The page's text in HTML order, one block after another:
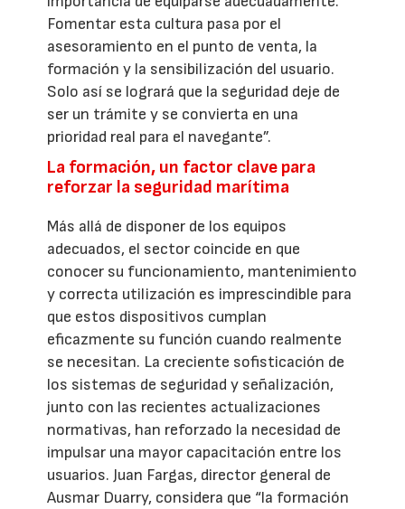
Fomentar esta cultura pasa por el
asesoramiento en el punto de venta, la
formación y la sensibilización del usuario.
Solo así se logrará que la seguridad deje de
ser un trámite y se convierta en una
prioridad real para el navegante”.
La formación, un factor clave para
reforzar la seguridad marítima
Más allá de disponer de los equipos
adecuados, el sector coincide en que
conocer su funcionamiento, mantenimiento
y correcta utilización es imprescindible para
que estos dispositivos cumplan
eficazmente su función cuando realmente
se necesitan. La creciente sofisticación de
los sistemas de seguridad y señalización,
junto con las recientes actualizaciones
normativas, han reforzado la necesidad de
impulsar una mayor capacitación entre los
usuarios. Juan Fargas, director general de
Ausmar Duarry, considera que “la formación